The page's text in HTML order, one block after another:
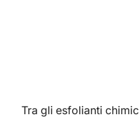
Tra gli esfolianti